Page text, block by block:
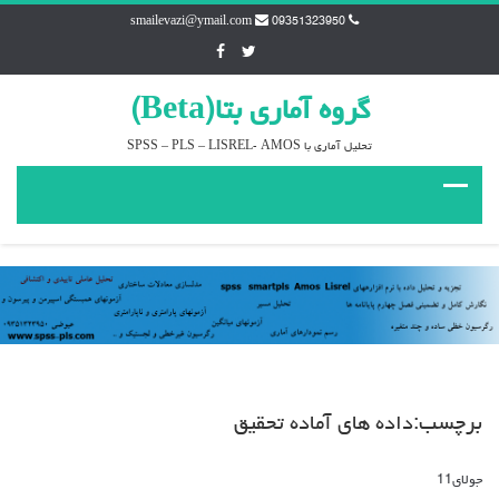
09351323950
smailevazi@ymail.com
گروه آماري بتا(Beta)
تحليل آماري با SPSS – PLS – LISREL- AMOS
برچسب:داده های آماده تحقیق
جولای11